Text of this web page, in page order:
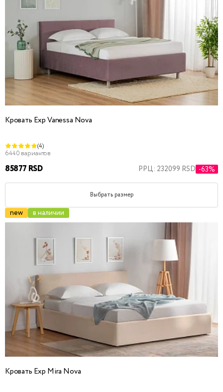
Кровать Exp Vanessa Nova
(4)
6440 вариантов
85877 RSD РРЦ: 232099 RSD -63%
Выбрать размер
new в наличии
Кровать Exp Mira Nova